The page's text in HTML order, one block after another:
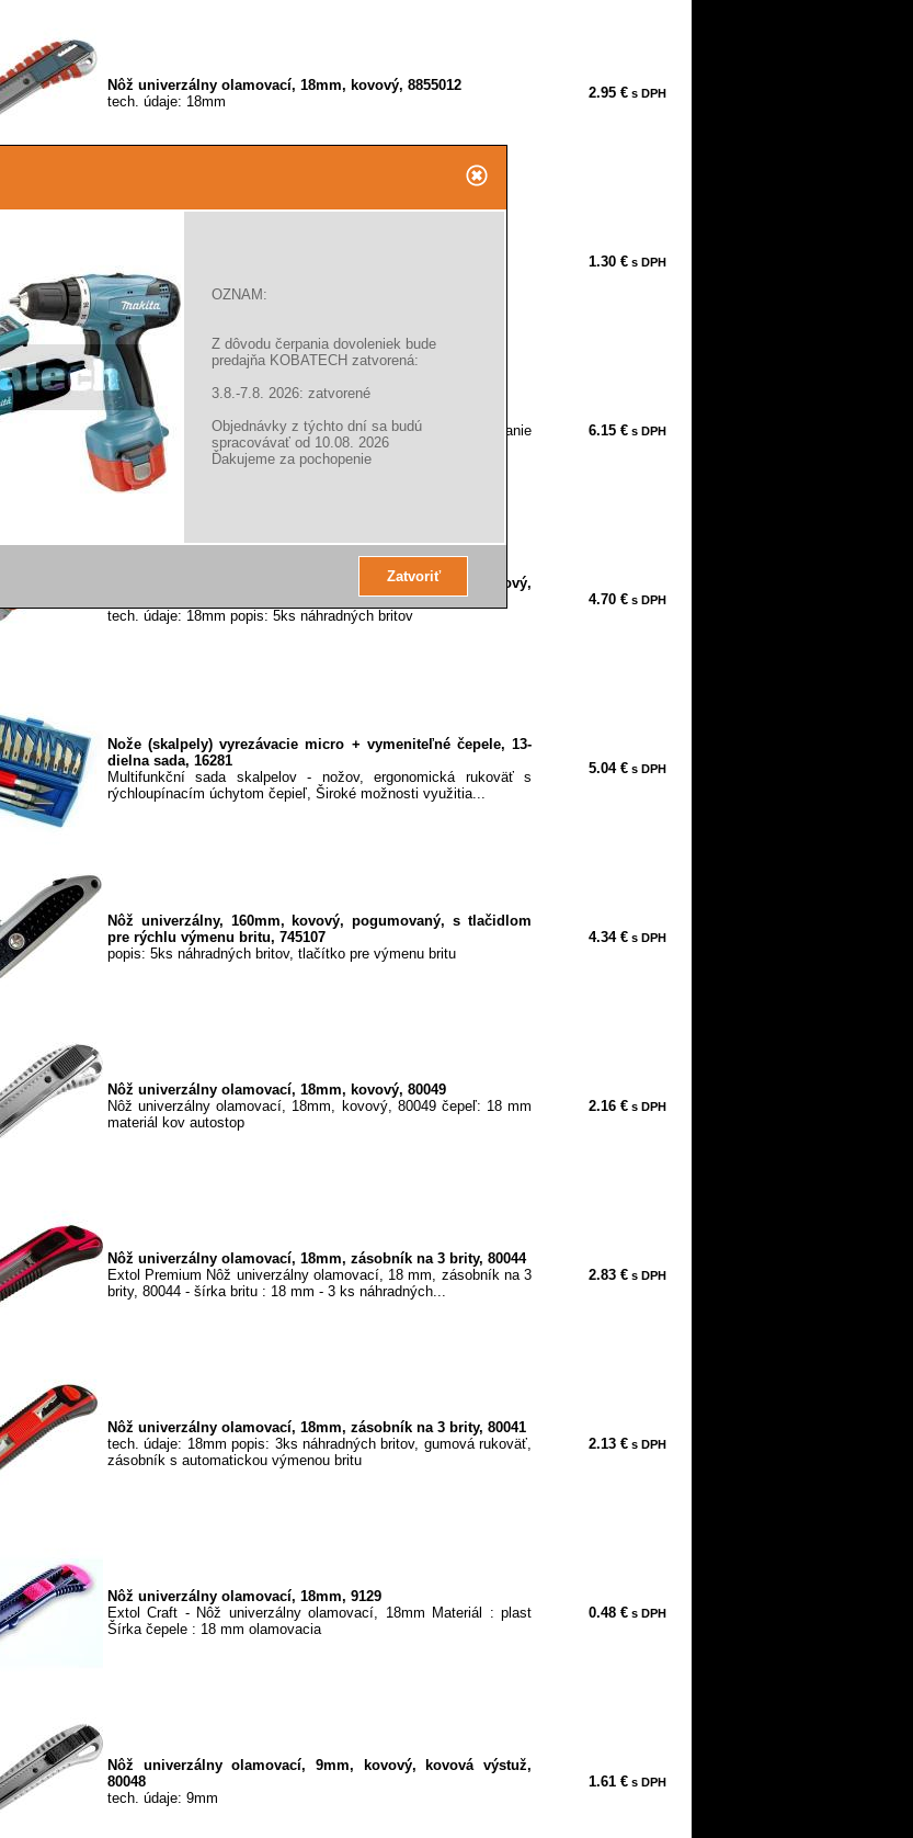
OZNAM:
Z dôvodu čerpania dovoleniek bude
predajňa KOBATECH zatvorená:
3.8.-7.8. 2026: zatvorené
Objednávky z týchto dní sa budú
spracovávať od 10.08. 2026
Ďakujeme za pochopenie
Nôž univerzálny olamovací, 18mm, kovový, 8855012
tech. údaje: 18mm
2.95 € s DPH
tech. údaje: 18mm popis: s Auto-lock materiál: NEREZ
1.30 € s DPH
Festa Nôž univerzálny rotačný, pr.45mm 16040, 8855070
Nôž univerzálny rotačný - vhodný aj pre ľavákov Pre rezanie
textílii, papier, PVC, linoleum ,kože a iné - dĺžka 170...
6.15 € s DPH
Nôž univerzálny zatvárací s poistkou, 150mm, celokovový,
tech. údaje: 18mm popis: 5ks náhradných britov
4.70 € s DPH
Nože (skalpely) vyrezávacie micro + vymeniteľné čepele, 13-
dielna sada, 16281
Multifunkční sada skalpelov - nožov, ergonomická rukoväť s
rýchloupínacím úchytom čepieľ, Široké možnosti využitia...
5.04 € s DPH
Nôž univerzálny, 160mm, kovový, pogumovaný, s tlačidlom
pre rýchlu výmenu britu, 745107
popis: 5ks náhradných britov, tlačítko pre výmenu britu
4.34 € s DPH
Nôž univerzálny olamovací, 18mm, kovový, 80049
Nôž univerzálny olamovací, 18mm, kovový, 80049 čepeľ: 18 mm
materiál kov autostop
2.16 € s DPH
Nôž univerzálny olamovací, 18mm, zásobník na 3 brity, 80044
Extol Premium Nôž univerzálny olamovací, 18 mm, zásobník na 3
brity, 80044 - šírka britu : 18 mm - 3 ks náhradných...
2.83 € s DPH
Nôž univerzálny olamovací, 18mm, zásobník na 3 brity, 80041
tech. údaje: 18mm popis: 3ks náhradných britov, gumová rukoväť,
zásobník s automatickou výmenou britu
2.13 € s DPH
Nôž univerzálny olamovací, 18mm, 9129
Extol Craft - Nôž univerzálny olamovací, 18mm Materiál : plast
Šírka čepele : 18 mm olamovacia
0.48 € s DPH
Nôž univerzálny olamovací, 9mm, kovový, kovová výstuž,
80048
tech. údaje: 9mm
1.61 € s DPH